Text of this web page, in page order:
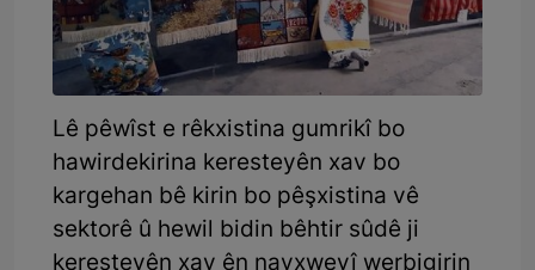
Lê pêwîst e rêkxistina gumrikî bo
hawirdekirina keresteyên xav bo
kargehan bê kirin bo pêşxistina vê
sektorê û hewil bidin bêhtir sûdê ji